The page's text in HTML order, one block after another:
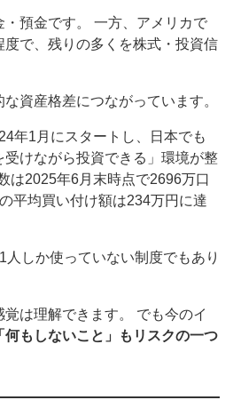
・預金です。 一方、アメリカで
で、残りの多くを株式・投資信
資産格差につながっています。
年1月にスタートし、日本でも
受けながら投資できる」環境が整
は2025年6月末時点で2696万口
平均買い付け額は234万円に達
しか使っていない制度でもあり
覚は理解できます。 でも今のイ
何もしないこと」もリスクの一つ